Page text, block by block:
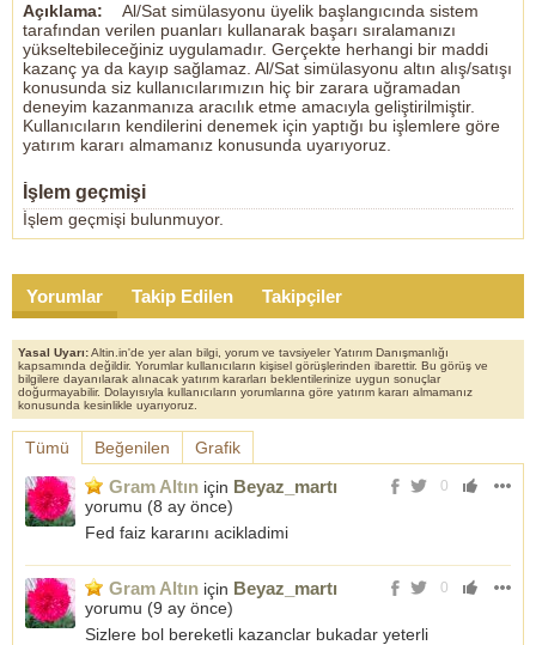
Açıklama:
Al/Sat simülasyonu üyelik başlangıcında sistem
tarafından verilen puanları kullanarak başarı sıralamanızı
yükseltebileceğiniz uygulamadır. Gerçekte herhangi bir maddi
kazanç ya da kayıp sağlamaz. Al/Sat simülasyonu altın alış/satışı
konusunda siz kullanıcılarımızın hiç bir zarara uğramadan
deneyim kazanmanıza aracılık etme amacıyla geliştirilmiştir.
Kullanıcıların kendilerini denemek için yaptığı bu işlemlere göre
yatırım kararı almamanız konusunda uyarıyoruz.
İşlem geçmişi
İşlem geçmişi bulunmuyor.
Yorumlar Takip Edilen Takipçiler
Yasal Uyarı:Altin.in'de yer alan bilgi, yorum ve tavsiyeler Yatırım Danışmanlığı
kapsamında değildir. Yorumlar kullanıcıların kişisel görüşlerinden ibarettir. Bu görüş ve
bilgilere dayanılarak alınacak yatırım kararları beklentilerinize uygun sonuçlar
doğurmayabilir. Dolayısıyla kullanıcıların yorumlarına göre yatırım kararı almamanız
konusunda kesinlikle uyarıyoruz.
Tümü Beğenilen Grafik
0
Gram Altın için Beyaz_martı
yorumu (8 ay önce)
Fed faiz kararını acikladimi
0
Gram Altın için Beyaz_martı
yorumu (9 ay önce)
Sizlere bol bereketli kazanclar bukadar yeterli